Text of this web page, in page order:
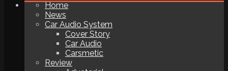
Home
News
Car Audio System
Cover Story
Car Audio
Carsmetic
Review